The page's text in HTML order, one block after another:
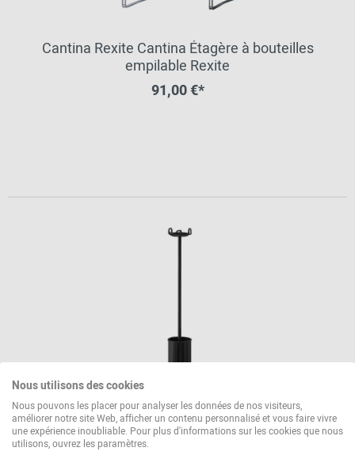
Cantina Rexite Cantina Étagère à bouteilles
empilable Rexite
91,00 €*
COLMO Porte-manteau avec porte-parapluie
Rexite
Nous utilisons des cookies
Nous pouvons les placer pour analyser les données de nos visiteurs,
améliorer notre site Web, afficher un contenu personnalisé et vous faire vivre
une expérience inoubliable. Pour plus d'informations sur les cookies que nous
utilisons, ouvrez les paramètres.